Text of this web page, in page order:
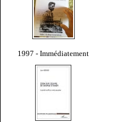
1997 - Immédiatement